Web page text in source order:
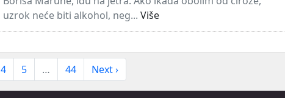
uzrok neće biti alkohol, neg... Više
4 5 … 44 Next ›